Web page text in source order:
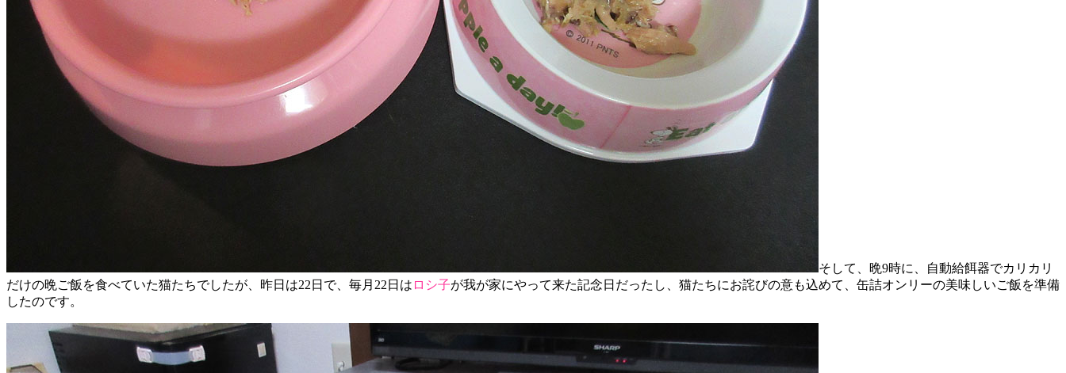
そして、晩9時に、自動給餌器でカリカリ
だけの晩ご飯を食べていた猫たちでしたが、昨日は22日で、毎月22日は ロシ子が我が家にやって来た記念日だったし、猫たちにお詫びの意も込めて、缶詰オンリーの美味しいご飯を準備
したのです。